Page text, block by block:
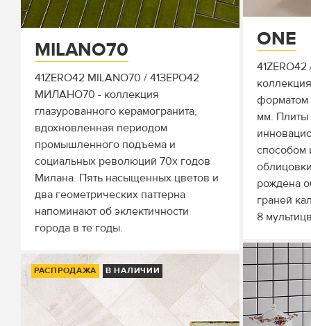
ONE
форматом
мм. Плиты
способом
рождена
граней
8
MILANO70
41ZERO42 MILANO70 / 41ЗЕРО42
МИЛАНО70 - коллекция
глазурованного керамогранита,
вдохновленная периодом
промышленного подъема и
социальных революций 70х годов
Милана. Пять насыщенных цветов и
два геометрических паттерна
напоминают об эклектичности
города в те годы.
РАСПРОДАЖА В НАЛИЧИИ